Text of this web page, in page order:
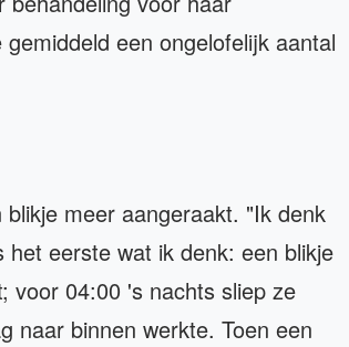
een ongelofelijk aantal
meer aangeraakt. "Ik denk
eerste wat ik denk: een blikje
voor 04:00 's nachts sliep ze
naar binnen werkte. Toen een